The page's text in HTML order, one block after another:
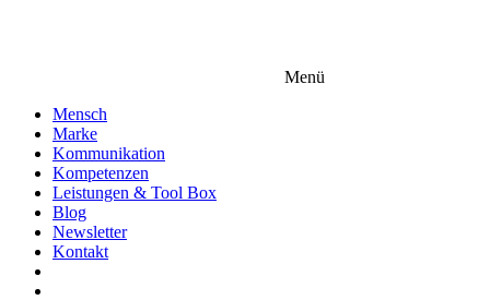
Menü
Mensch
Marke
Kommunikation
Kompetenzen
Leistungen & Tool Box
Blog
Newsletter
Kontakt